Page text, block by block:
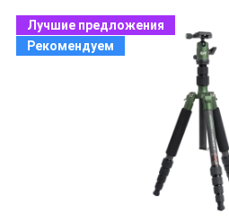
Лучшие предложения
Рекомендуем